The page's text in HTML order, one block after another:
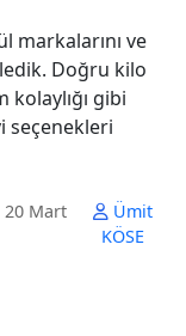
markalarını ve
Doğru kilo
kolaylığı gibi
seçenekleri
20 Mart
Ümit
KÖSE